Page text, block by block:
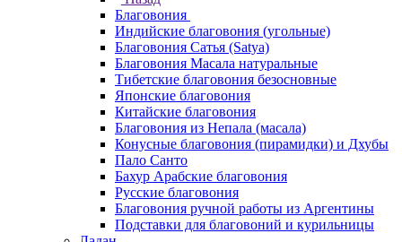
Благовония
Индийские благовония (угольные)
Благовония Сатья (Satya)
Благовония Масала натуральные
Тибетские благовония безосновные
Японские благовония
Китайские благовония
Благовония из Непала (масала)
Конусные благовония (пирамидки) и Дхубы
Пало Санто
Бахур Арабские благовония
Русские благовония
Благовония ручной работы из Аргентины
Подставки для благовоний и курильницы